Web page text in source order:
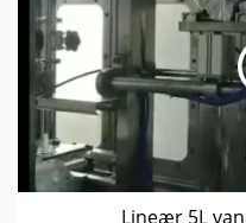
Lineær 5L